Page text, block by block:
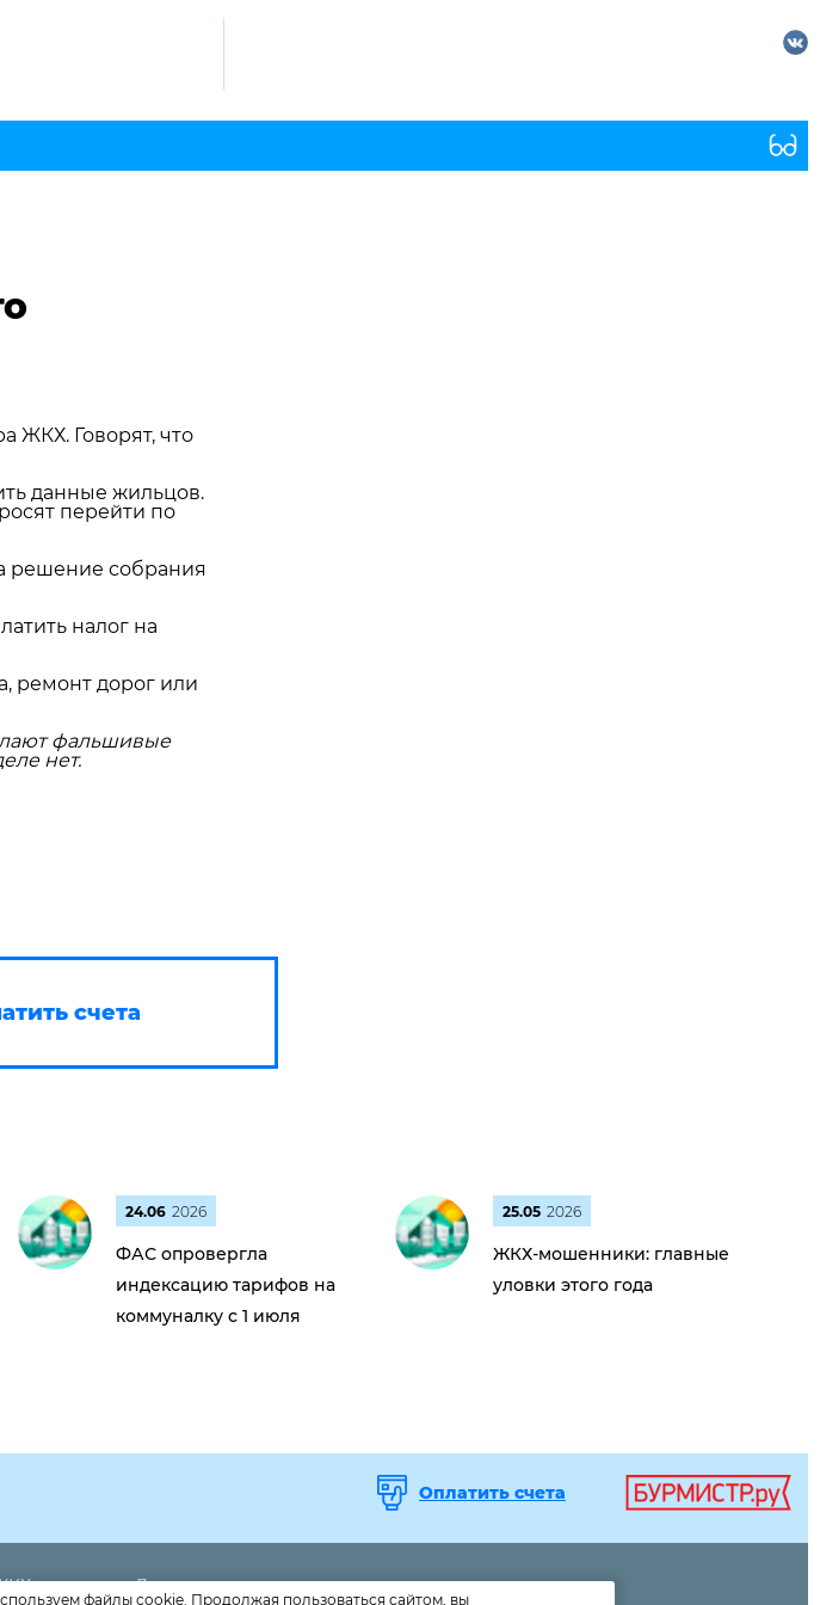
ЖКХ. Говорят, что
данные жильцов.
перейти по
решение собрания
налог на
ремонт дорог или
фальшивые
нет.
счета
24.06 2026
ФАС опровергла
индексацию тарифов на
коммуналку с 1 июля
25.05 2026
ЖКХ-мошенники: главные
уловки этого года
Оплатить счета
Дома
файлы cookie. Продолжая пользоваться сайтом, вы